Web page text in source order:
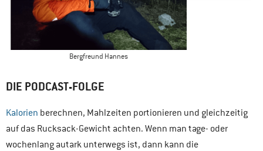
Bergfreund Hannes
DIE PODCAST-FOLGE
Kalorien berechnen, Mahlzeiten portionieren und gleichzeitig
auf das Rucksack-Gewicht achten. Wenn man tage- oder
wochenlang autark unterwegs ist, dann kann die